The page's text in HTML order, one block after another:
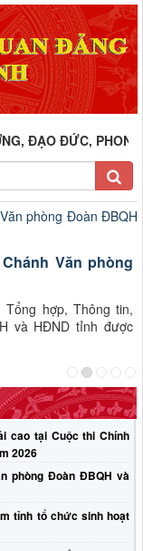
ĐỨC, PHONG
Văn phòng
hợp, Thông tin,
và HĐND tỉnh được
cao tại Cuộc thi Chính
2026
phòng Đoàn ĐBQH và
tỉnh tổ chức sinh hoạt